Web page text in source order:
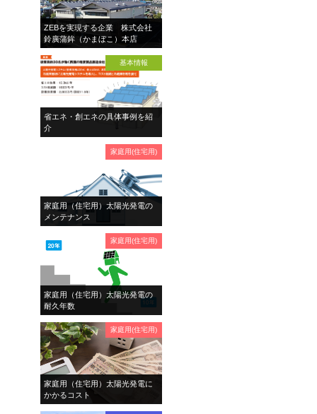
ZEBを実現する企業 株式会社
鈴廣蒲鉾（かまぼこ）本店
基本情報
省エネ・創エネの具体事例を紹
介
家庭用(住宅用)
家庭用（住宅用）太陽光発電の
メンテナンス
家庭用(住宅用)
家庭用（住宅用）太陽光発電の
耐久年数
家庭用(住宅用)
家庭用（住宅用）太陽光発電に
かかるコスト